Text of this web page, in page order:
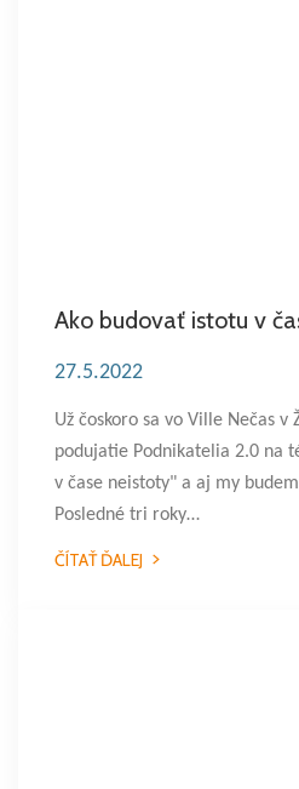
Ako budovať istotu v
27.5.2022
Už čoskoro sa vo Ville Nečas v
podujatie Podnikatelia 2.0 na
v čase neistoty" a aj my
Posledné tri roky…
ČÍTAŤ ĎALEJ